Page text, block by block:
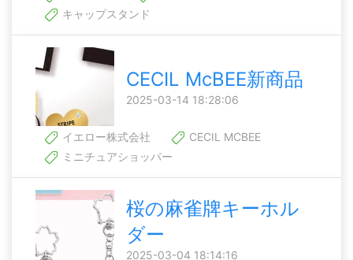
キャップスタンド
CECIL McBEE新商品
2025-03-14 18:28:06
イエロー株式会社
CECIL MCBEE
ミニチュアショッパー
桜の麻雀牌キーホル
ダー
2025-03-04 18:14:16